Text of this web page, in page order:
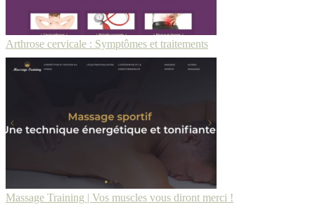
Arthrose cervicale : Symptômes et traitements
Massage Training | Vos muscles vous diront merci !